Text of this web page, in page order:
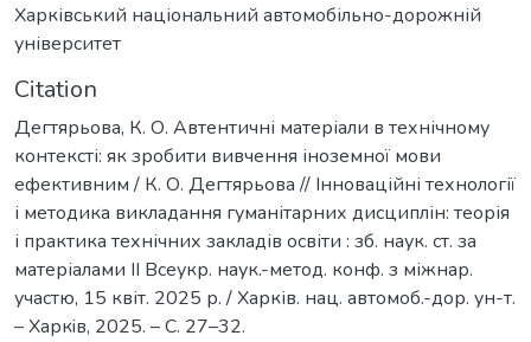
Харківський національний автомобільно-дорожній
університет
Citation
Дегтярьова, К. О. Автентичні матеріали в технічному
контексті: як зробити вивчення іноземної мови
ефективним / К. О. Дегтярьова // Інноваційні технології
і методика викладання гуманітарних дисциплін: теорія
і практика технічних закладів освіти : зб. наук. ст. за
матеріалами ІІ Всеукр. наук.-метод. конф. з міжнар.
участю, 15 квіт. 2025 р. / Харків. нац. автомоб.-дор. ун-т.
– Харкiв, 2025. – С. 27–32.